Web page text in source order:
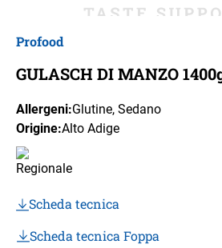
Profood
GULASCH DI MANZO
Allergeni:Glutine, Sedano
Origine:Alto Adige
Scheda tecnica
Scheda tecnica Foppa